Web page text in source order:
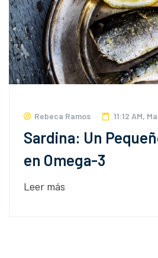
Rebeca Ramos 11:12 AM,
Sardina: Un
en Omega-3
Leer más